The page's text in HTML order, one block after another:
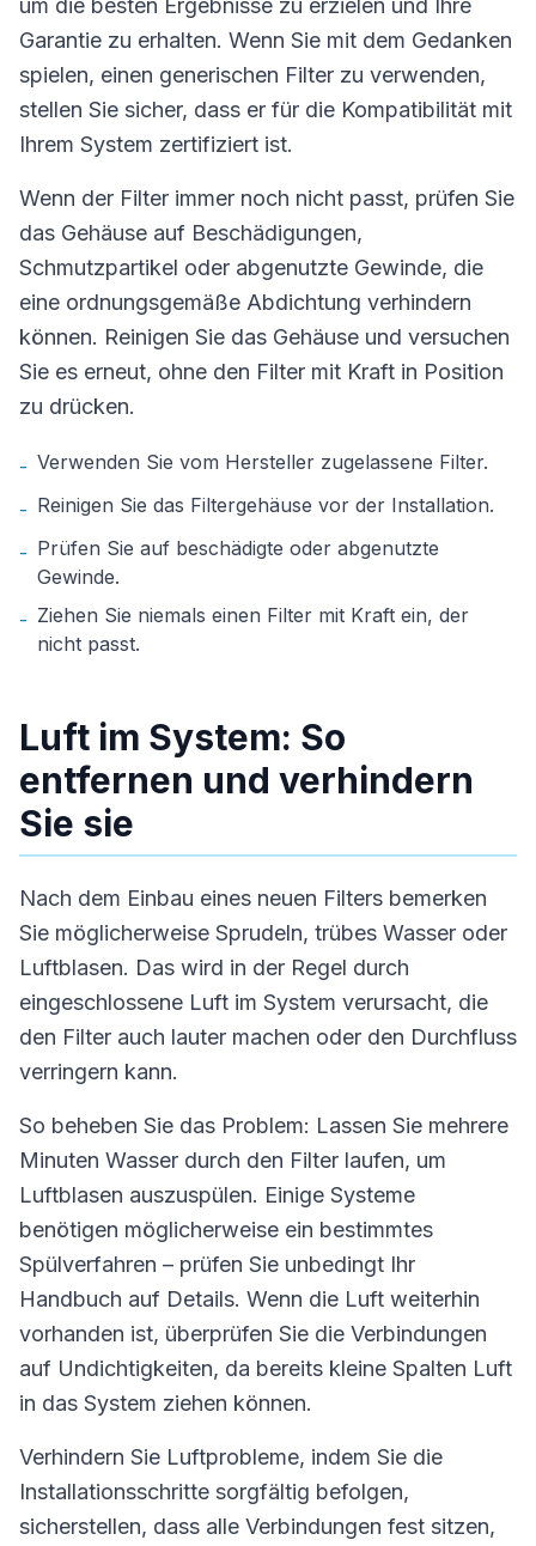
um die besten Ergebnisse zu erzielen und Ihre
Garantie zu erhalten. Wenn Sie mit dem Gedanken
spielen, einen generischen Filter zu verwenden,
stellen Sie sicher, dass er für die Kompatibilität mit
Ihrem System zertifiziert ist.
Wenn der Filter immer noch nicht passt, prüfen Sie
das Gehäuse auf Beschädigungen,
Schmutzpartikel oder abgenutzte Gewinde, die
eine ordnungsgemäße Abdichtung verhindern
können. Reinigen Sie das Gehäuse und versuchen
Sie es erneut, ohne den Filter mit Kraft in Position
zu drücken.
- Verwenden Sie vom Hersteller zugelassene Filter.
- Reinigen Sie das Filtergehäuse vor der Installation.
- Prüfen Sie auf beschädigte oder abgenutzte
Gewinde.
- Ziehen Sie niemals einen Filter mit Kraft ein, der
nicht passt.
Luft im System: So
entfernen und verhindern
Sie sie
Nach dem Einbau eines neuen Filters bemerken
Sie möglicherweise Sprudeln, trübes Wasser oder
Luftblasen. Das wird in der Regel durch
eingeschlossene Luft im System verursacht, die
den Filter auch lauter machen oder den Durchfluss
verringern kann.
So beheben Sie das Problem: Lassen Sie mehrere
Minuten Wasser durch den Filter laufen, um
Luftblasen auszuspülen. Einige Systeme
benötigen möglicherweise ein bestimmtes
Spülverfahren – prüfen Sie unbedingt Ihr
Handbuch auf Details. Wenn die Luft weiterhin
vorhanden ist, überprüfen Sie die Verbindungen
auf Undichtigkeiten, da bereits kleine Spalten Luft
in das System ziehen können.
Verhindern Sie Luftprobleme, indem Sie die
Installationsschritte sorgfältig befolgen,
sicherstellen, dass alle Verbindungen fest sitzen,